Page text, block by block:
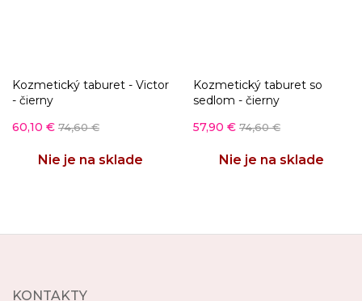
Kozmetický taburet - Victor
- čierny
60,10 € 74,60 €
Nie je na sklade
Kozmetický taburet so
sedlom - čierny
57,90 € 74,60 €
Nie je na sklade
KONTAKTY